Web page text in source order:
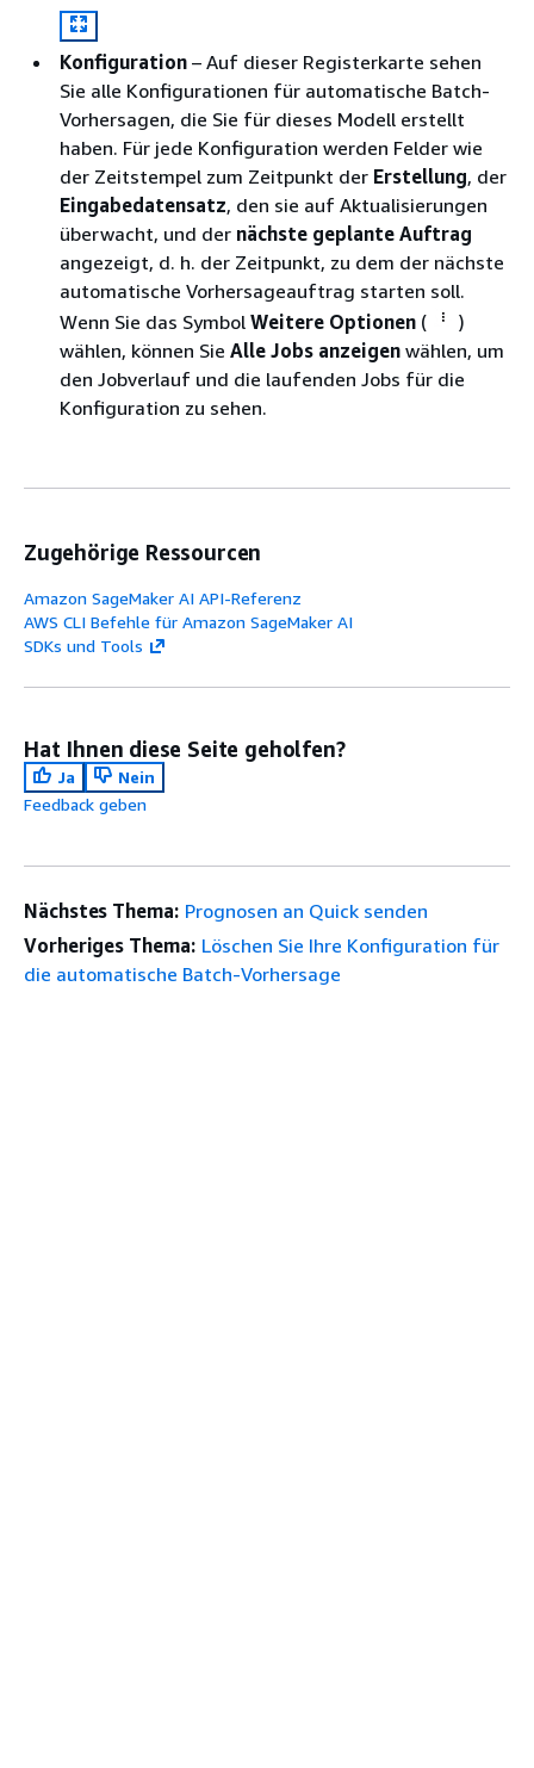
Konfiguration – Auf dieser Registerkarte sehen
Sie alle Konfigurationen für automatische Batch-
Vorhersagen, die Sie für dieses Modell erstellt
haben. Für jede Konfiguration werden Felder wie
der Zeitstempel zum Zeitpunkt der Erstellung, der
Eingabedatensatz, den sie auf Aktualisierungen
überwacht, und der nächste geplante Auftrag
angezeigt, d. h. der Zeitpunkt, zu dem der nächste
automatische Vorhersageauftrag starten soll.
Wenn Sie das Symbol Weitere Optionen (
)
wählen, können Sie Alle Jobs anzeigen wählen, um
den Jobverlauf und die laufenden Jobs für die
Konfiguration zu sehen.
Zugehörige Ressourcen
Amazon SageMaker AI API-Referenz
AWS CLI Befehle für Amazon SageMaker AI
SDKs und Tools
Hat Ihnen diese Seite geholfen?
Ja
Nein
Feedback geben
Nächstes Thema: Prognosen an Quick senden
Vorheriges Thema: Löschen Sie Ihre Konfiguration für
die automatische Batch-Vorhersage